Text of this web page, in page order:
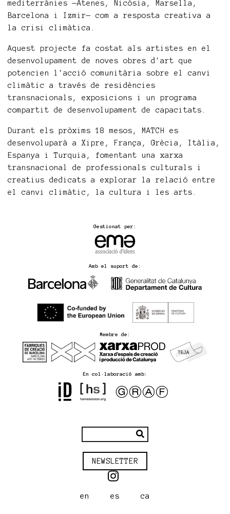
mediterrànies —Atenes, Nicòsia, Marsella,
Barcelona i Izmir— com a resposta creativa a
la crisi climàtica.
Aquest projecte fa costat als artistes en el
desenvolupament de noves obres d'art que
potencien l'acció comunitària sobre el canvi
climàtic a través de residències
transnacionals, exposicions i un programa
compartit de desenvolupament de capacitats.
Durant els pròxims 18 mesos, MATCH es
desenvoluparà a Xipre, França, Grècia, Itàlia,
Espanya i Turquia, fomentant una xarxa
transnacional de professionals culturals i
creatius dedicats a explorar la relació entre
el canvi climàtic, la cultura i les arts.
Gestionat per:
Amb el suport de:
Membre de:
En col·laboració amb:
NEWSLETTER
en es ca